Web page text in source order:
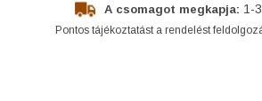
A csomagot megkapja: 1-
Pontos tájékoztatást a rendelést